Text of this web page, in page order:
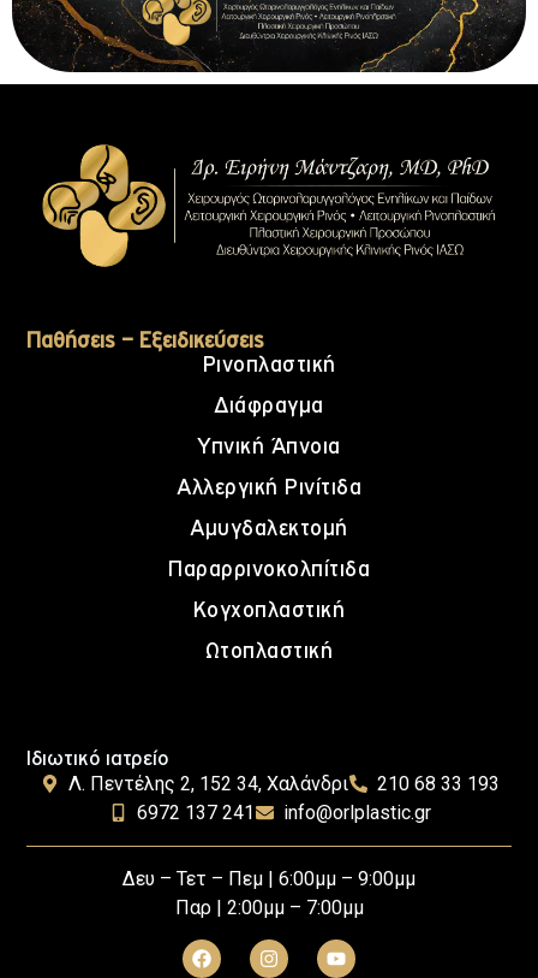
Παθήσεις – Εξειδικεύσεις
Ρινοπλαστική
Διάφραγμα
Υπνική Άπνοια
Αλλεργική Ρινίτιδα
Αμυγδαλεκτομή
Παραρρινοκολπίτιδα
Κογχοπλαστική
Ωτοπλαστική
Ιδιωτικό ιατρείο
Λ. Πεντέλης 2, 152 34, Χαλάνδρι
210 68 33 193
6972 137 241
info@orlplastic.gr
Δευ – Τετ – Πεμ | 6:00μμ – 9:00μμ
Παρ | 2:00μμ – 7:00μμ